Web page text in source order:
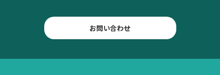
お問い合わせ